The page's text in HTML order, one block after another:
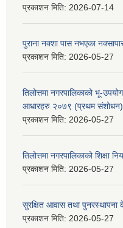
प्रकाशन मिति: 2026-07-14
पुराना नक्शा पास नभएका
प्रकाशन मिति: 2026-05-27
तिलोत्तमा नगरपालिकाको भू-
आधारहरु २०७९ (प्रथम संशोधन)
प्रकाशन मिति: 2026-05-27
तिलोत्तमा नगरपालिकाको
प्रकाशन मिति: 2026-05-27
सुरक्षित आवास तथा पुनरस्थापना
प्रकाशन मिति: 2026-05-27